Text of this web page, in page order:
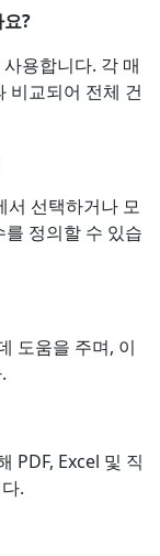
?
용합니다. 각 매
비교되어 전체 건
서 선택하거나 모
정의할 수 있습
도움을 주며, 이
PDF, Excel 및 직
.